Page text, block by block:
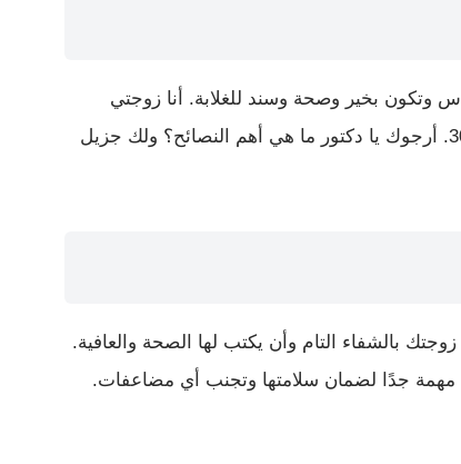
وتكون بخير وصحة وسند للغلابة. أنا زوجتي
عملت عملية قلب مفتوح يوم 30/9/2024. أرجوك يا دكتور ما هي أهم النصائح؟ ولك جزيل
بالشفاء التام وأن يكتب لها الصحة والعافية.
مهمة جدًا لضمان سلامتها وتجنب أي مضاعفات.